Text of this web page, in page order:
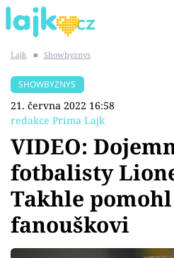
SHOPAHOLICADEL
Témata
Showbyznys
Youtubeři
Lajk ■ Showbyznys
SHOWBYZNYS
21. června 2022 16:58
redakce Prima Lajk
VIDEO:
fotbalisty
Takhle
fanouškovi